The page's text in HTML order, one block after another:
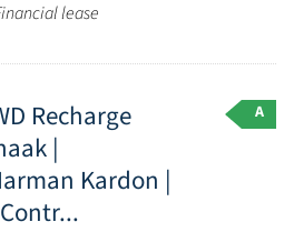
lease
Recharge
|
Kardon |
A